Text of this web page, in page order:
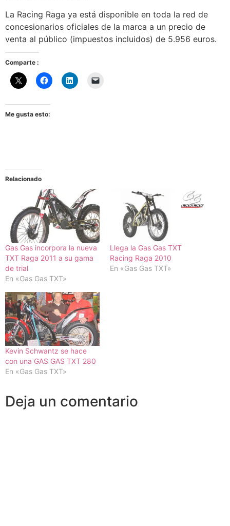
La Racing Raga ya está disponible en toda la red de
concesionarios oficiales de la marca a un precio de
venta al público (impuestos incluidos) de 5.956 euros.
Comparte :
Me gusta esto:
Relacionado
Gas Gas incorpora la nueva
TXT Raga 2011 a su gama
de trial
En «Gas Gas TXT»
Llega la Gas Gas TXT
Racing Raga 2010
En «Gas Gas TXT»
Kevin Schwantz se hace
con una GAS GAS TXT 280
En «Gas Gas TXT»
Deja un comentario